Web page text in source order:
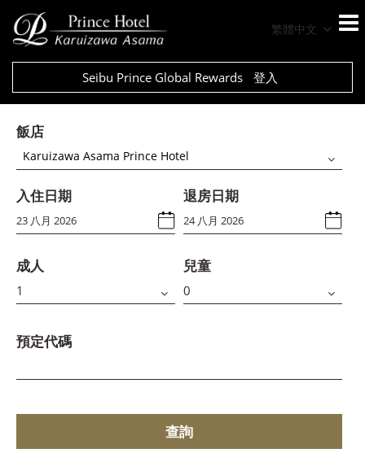
繁體中文
Seibu Prince Global Rewards 登入
飯店
Karuizawa Asama Prince Hotel
入住日期 退房日期
成人 兒童
預定代碼
查詢